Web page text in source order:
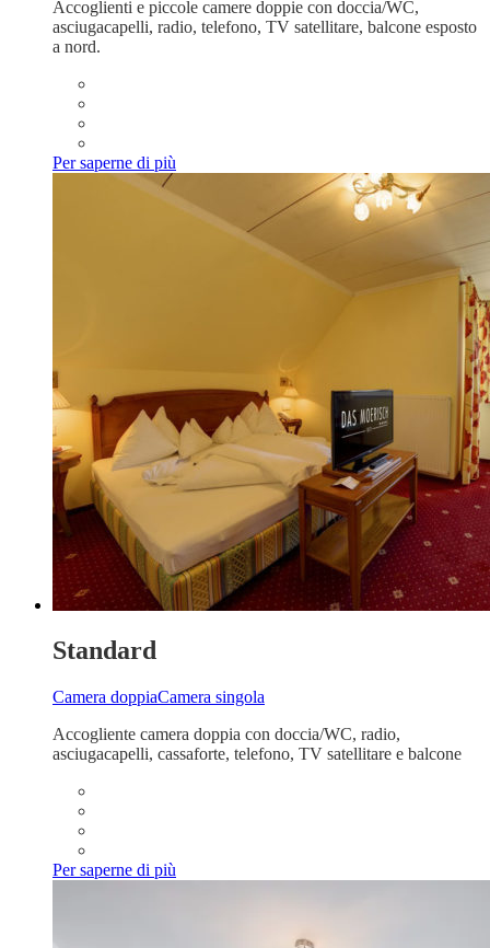
Accoglienti e piccole camere doppie con doccia/WC,
asciugacapelli, radio, telefono, TV satellitare, balcone esposto
a nord.
Per saperne di più
Standard
Camera doppiaCamera singola
Accogliente camera doppia con doccia/WC, radio,
asciugacapelli, cassaforte, telefono, TV satellitare e balcone
Per saperne di più